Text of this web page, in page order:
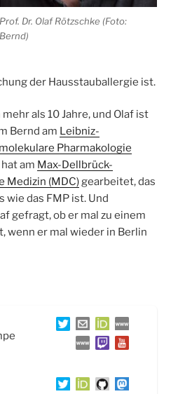
Prof. Dr. Olaf Rötzschke (Foto:
Bernd)
der Hausstauballergie ist.
als 10 Jahre, und Olaf ist
Bernd am Leibniz-
Pharmakologie
am Max-Dellbrück-
Medizin (MDC)gearbeitet, das
wie das FMP ist. Und
gefragt, ob er mal zu einem
wenn er mal wieder in Berlin